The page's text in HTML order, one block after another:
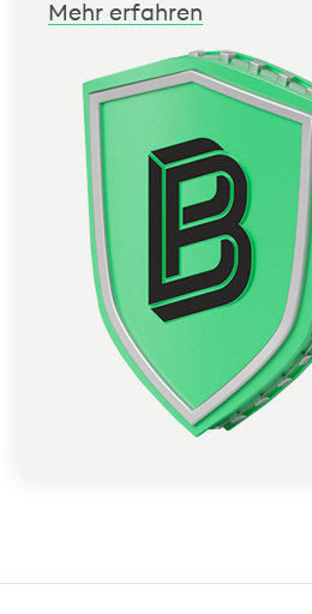
Mehr erfahren